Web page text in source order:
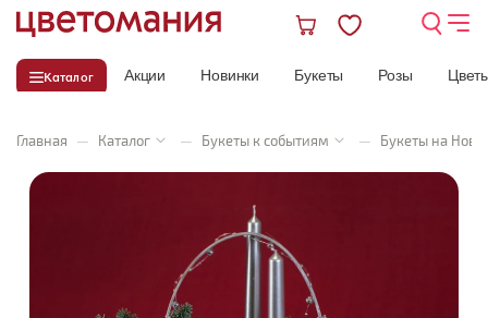
Каталог Акции Новинки Букеты Розы
Главная — Каталог — Букеты к событиям — Букеты на